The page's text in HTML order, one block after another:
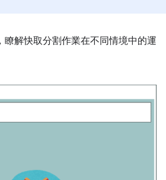
瞭解快取分割作業在不同情境中的運